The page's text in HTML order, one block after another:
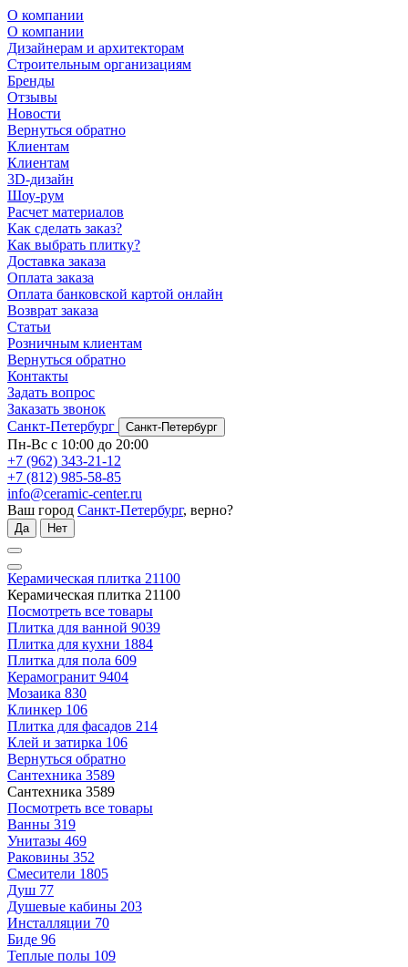
О компании
О компании
Дизайнерам и архитекторам
Строительным организациям
Бренды
Отзывы
Новости
Вернуться обратно
Клиентам
Клиентам
3D-дизайн
Шоу-рум
Расчет материалов
Как сделать заказ?
Как выбрать плитку?
Доставка заказа
Оплата заказа
Оплата банковской картой онлайн
Возврат заказа
Статьи
Розничным клиентам
Вернуться обратно
Контакты
Задать вопрос
Заказать звонок
Санкт-Петербург
Санкт-Петербург
Пн-Вс с 10:00 до 20:00
+7 (962) 343-21-12
+7 (812) 985-58-85
info@ceramic-center.ru
Ваш город Санкт-Петербург, верно?
Да Нет
Керамическая плитка 21100
Керамическая плитка 21100
Посмотреть все товары
Плитка для ванной 9039
Плитка для кухни 1884
Плитка для пола 609
Керамогранит 9404
Мозаика 830
Клинкер 106
Плитка для фасадов 214
Клей и затирка 106
Вернуться обратно
Сантехника 3589
Сантехника 3589
Посмотреть все товары
Ванны 319
Унитазы 469
Раковины 352
Смесители 1805
Душ 77
Душевые кабины 203
Инсталляции 70
Биде 96
Теплые полы 109